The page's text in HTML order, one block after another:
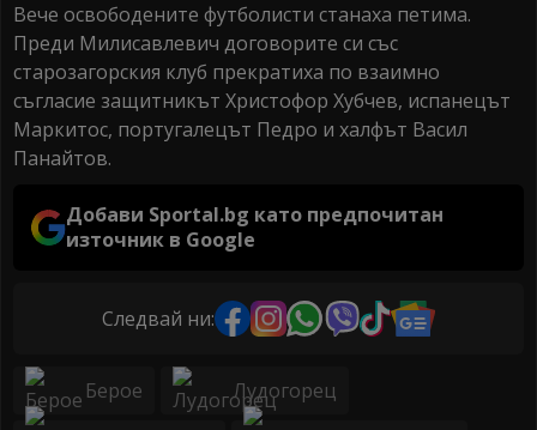
Вече освободените футболисти станаха петима.
Преди Милисавлевич договорите си със
старозагорския клуб прекратиха по взаимно
съгласие защитникът Христофор Хубчев, испанецът
Маркитос, португалецът Педро и халфът Васил
Панайтов.
Добави Sportal.bg като предпочитан
източник в Google
Следвай ни:
Берое Лудогорец